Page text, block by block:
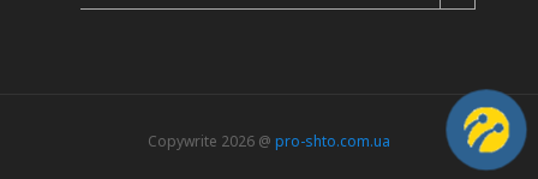
Copywrite 2026 @ pro-shto.com.ua